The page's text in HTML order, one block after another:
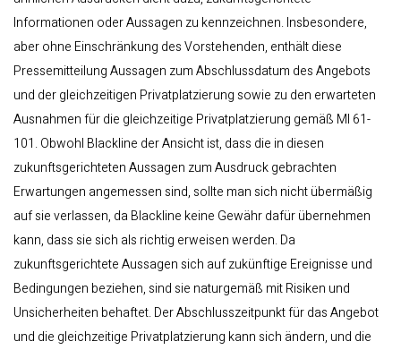
Informationen oder Aussagen zu kennzeichnen. Insbesondere,
aber ohne Einschränkung des Vorstehenden, enthält diese
Pressemitteilung Aussagen zum Abschlussdatum des Angebots
und der gleichzeitigen Privatplatzierung sowie zu den erwarteten
Ausnahmen für die gleichzeitige Privatplatzierung gemäß MI 61-
101. Obwohl Blackline der Ansicht ist, dass die in diesen
zukunftsgerichteten Aussagen zum Ausdruck gebrachten
Erwartungen angemessen sind, sollte man sich nicht übermäßig
auf sie verlassen, da Blackline keine Gewähr dafür übernehmen
kann, dass sie sich als richtig erweisen werden. Da
zukunftsgerichtete Aussagen sich auf zukünftige Ereignisse und
Bedingungen beziehen, sind sie naturgemäß mit Risiken und
Unsicherheiten behaftet. Der Abschlusszeitpunkt für das Angebot
und die gleichzeitige Privatplatzierung kann sich ändern, und die